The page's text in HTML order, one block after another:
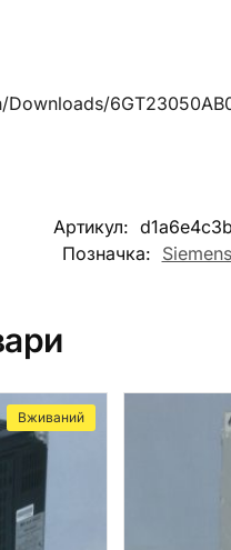
Артикул:
Позначка:
Вживаний